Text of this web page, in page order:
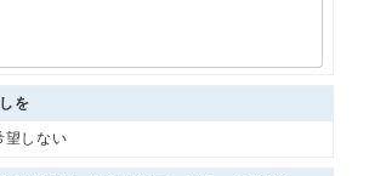
を
望しない